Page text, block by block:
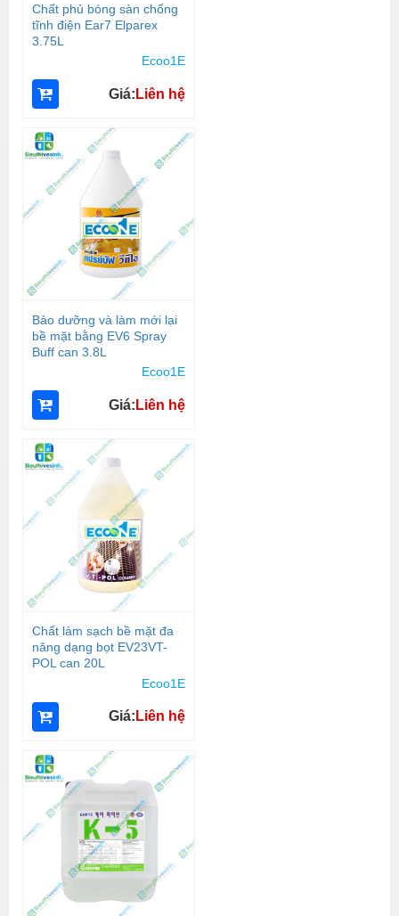
Chất phủ bóng sàn chống
tĩnh điện Ear7 Elparex
3.75L
Ecoo1E
Giá: Liên hệ
Bảo dưỡng và làm mới lại
bề mặt bằng EV6 Spray
Buff can 3.8L
Ecoo1E
Giá: Liên hệ
Chất làm sạch bề mặt đa
năng dạng bọt EV23VT-
POL can 20L
Ecoo1E
Giá: Liên hệ